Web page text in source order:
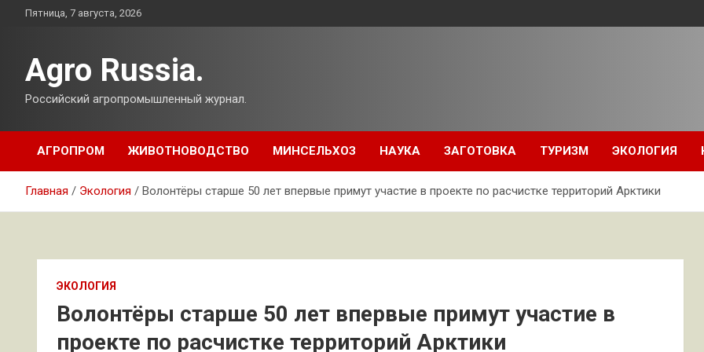
ПерейтиПятница, 7 августа, 2026
Agro Russia.
Российский агропромышленный журнал.
АГРОПРОМ ЖИВОТНОВОДСТВО МИНСЕЛЬХОЗ НАУКА ЗАГОТОВКА ТУРИЗМ ЭКОЛОГИЯ
Главная Экология Волонтёры старше 50 лет впервые примут участие в проекте по расчистке территорий Арктики
ЭКОЛОГИЯ
Волонтёры старше 50 лет впервые примут участие в
проекте по расчистке территорий Арктики